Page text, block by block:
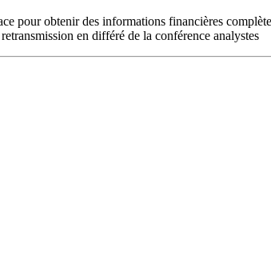
pour obtenir des informations financières
en différé de la conférence analystes